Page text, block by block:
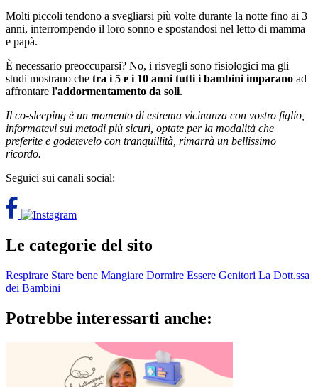
Molti piccoli tendono a svegliarsi più volte durante la notte fino ai 3
anni, interrompendo il loro sonno e spostandosi nel letto di mamma
e papà.
È necessario preoccuparsi? No, i risvegli sono fisiologici ma gli
studi mostrano che tra i 5 e i 10 anni tutti i bambini imparano ad
affrontare l'addormentamento da soli.
Il co-sleeping è un momento di estrema vicinanza con vostro figlio,
informatevi sui metodi più sicuri, optate per la modalità che
preferite e godetevelo con tranquillità, rimarrà un bellissimo
ricordo.
Seguici sui canali social:
Le categorie del sito
Respirare Stare bene Mangiare Dormire Essere Genitori La Dott.ssa
dei Bambini
Potrebbe interessarti anche: